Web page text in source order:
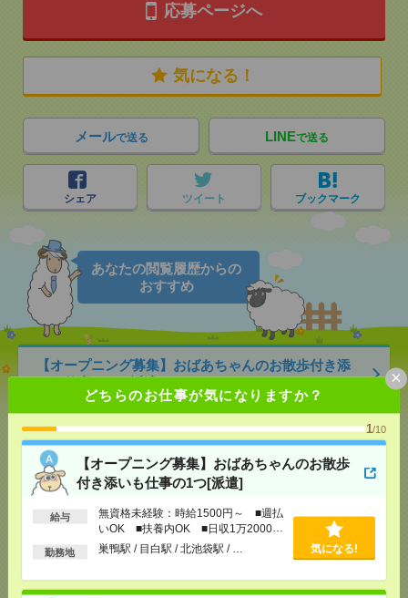
どちらのお仕事が気になりますか？
1/10
【オープニング募集】おばあちゃんのお散歩
付き添いも仕事の1つ[派遣]
給与
無資格未経験：時給1500円～ ■週払
いOK ■扶養内OK ■日収1万2000円
以上
勤務地 巣鴨駅 / 目白駅 / 北池袋駅 / … 気になる!
×
応募ページへ
気になる！
メールで送る LINEで送る
シェア ツイート ブックマーク
あなたの閲覧履歴からの
おすすめ
【オープニング募集】おばあちゃんのお散歩付き添
いも仕事の1つ[派遣]
[給 与]無資格未経験：時給1500円～ ■週払い
OK ■扶養内OK ■日収1万2000円以上
[交通費]
[勤務地]
巣鴨駅 目白駅/北池袋駅/…
気になる！
《完全在宅×時短日短OK》Wワーク可〇Web広告運
用サポート[派遣]
[交通費]交通費支給(規定有り)